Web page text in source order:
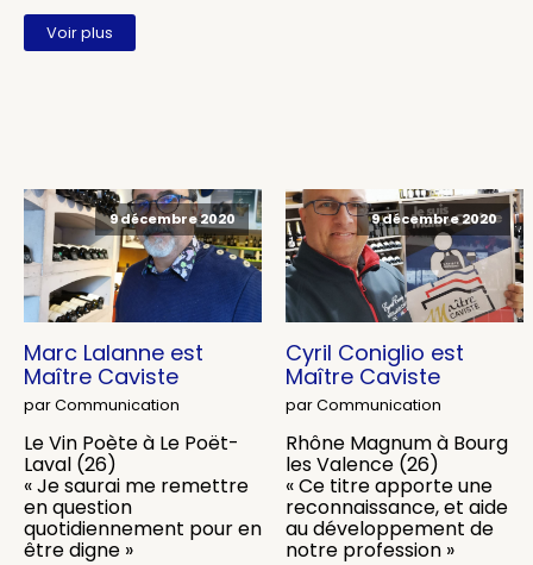
Voir plus
9 décembre 2020
Marc Lalanne est
Maître Caviste
par Communication
Le Vin Poète à Le Poët-
Laval (26)
« Je saurai me remettre
en question
quotidiennement pour en
être digne »
9 décembre 2020
Cyril Coniglio est
Maître Caviste
par Communication
Rhône Magnum à Bourg
les Valence (26)
« Ce titre apporte une
reconnaissance, et aide
au développement de
notre profession »